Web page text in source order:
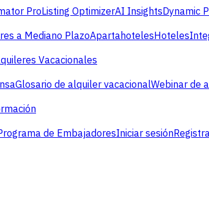
ProListing OptimizerAI InsightsDynamic
a Mediano PlazoApartahotelesHoteles
Vacacionales
Glosario de alquiler vacacionalWebinar de
de EmbajadoresIniciar sesión